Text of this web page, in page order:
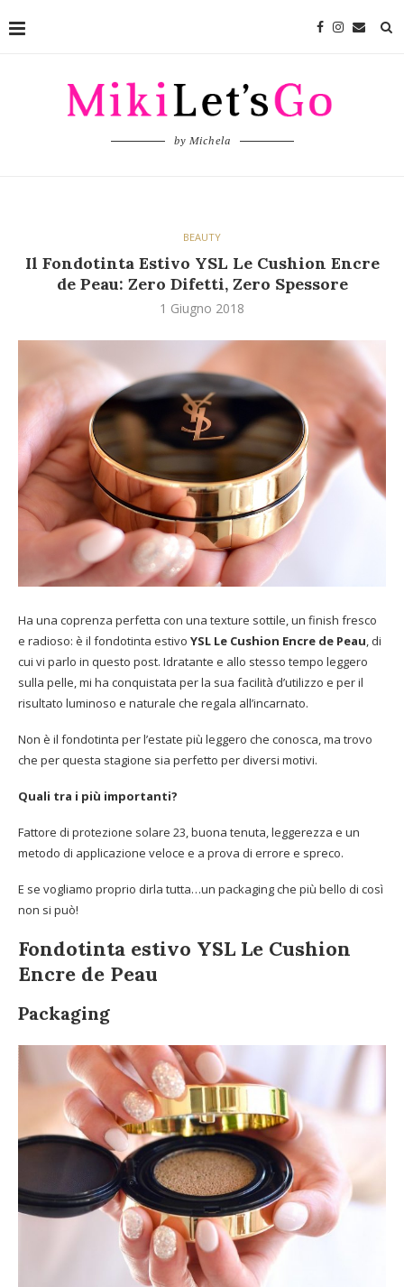
by Michela
BEAUTY
Il Fondotinta Estivo YSL Le Cushion Encre
de Peau: Zero Difetti, Zero Spessore
1 Giugno 2018
Ha una coprenza perfetta con una texture sottile, un finish fresco
e radioso: è il fondotinta estivo YSL Le Cushion Encre de Peau, di
cui vi parlo in questo post. Idratante e allo stesso tempo leggero
sulla pelle, mi ha conquistata per la sua facilità d’utilizzo e per il
risultato luminoso e naturale che regala all’incarnato.
Non è il fondotinta per l’estate più leggero che conosca, ma trovo
che per questa stagione sia perfetto per diversi motivi.
Quali tra i più importanti?
Fattore di protezione solare 23, buona tenuta, leggerezza e un
metodo di applicazione veloce e a prova di errore e spreco.
E se vogliamo proprio dirla tutta…un packaging che più bello di così
non si può!
Fondotinta estivo YSL Le Cushion
Encre de Peau
Packaging